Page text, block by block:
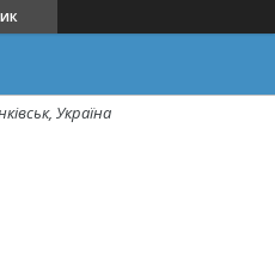
Україна